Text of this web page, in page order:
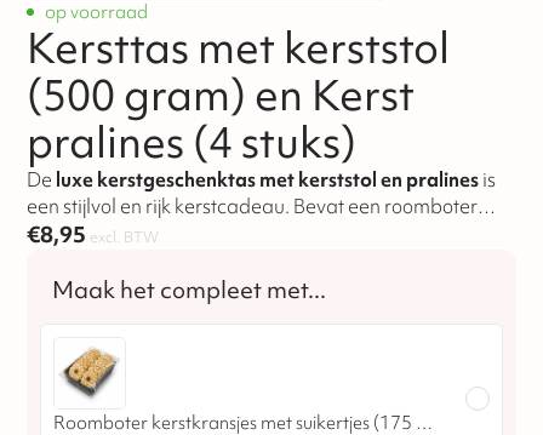
op voorraad
Kersttas met kerststol
(500 gram) en Kerst
pralines (4 stuks)
De luxe kerstgeschenktas met kerststol en pralines is
een stijlvol en rijk kerstcadeau. Bevat een roomboter
kerststol van 500 gram en een doosje luxe pralines in
€8,95 excl. BTW
Roomboter kerstkransjes met suikertjes (175 gram)